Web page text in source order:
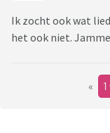
Ik zocht ook wat
het ook niet.
« 1